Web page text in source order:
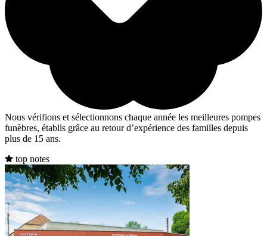
Nous vérifions et sélectionnons chaque année les meilleures pompes
funèbres, établis grâce au retour d’expérience des familles depuis
plus de 15 ans.
top notes